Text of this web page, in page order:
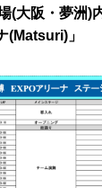
(大阪・夢洲)
(Matsuri)」